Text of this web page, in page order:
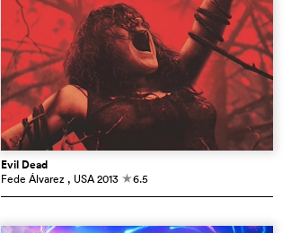
Evil Dead
Fede Álvarez , USA 2013 c6.5